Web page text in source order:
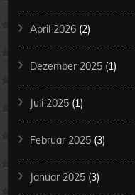
April 2026 (2)
Dezember 2025 (1)
Juli 2025 (1)
Februar 2025 (3)
Januar 2025 (3)